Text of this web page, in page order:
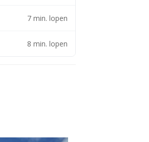
7 min. lopen
8 min. lopen